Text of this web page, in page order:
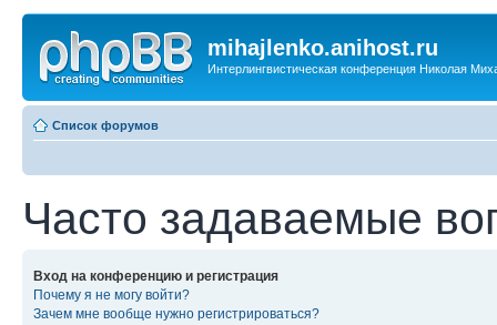
mihajlenko.anihost.ru
Интерлингвистическая конференция Николая
Список форумов
Часто задаваемые
Вход на конференцию и регистрация
Почему я не могу войти?
Зачем мне вообще нужно регистрироваться?